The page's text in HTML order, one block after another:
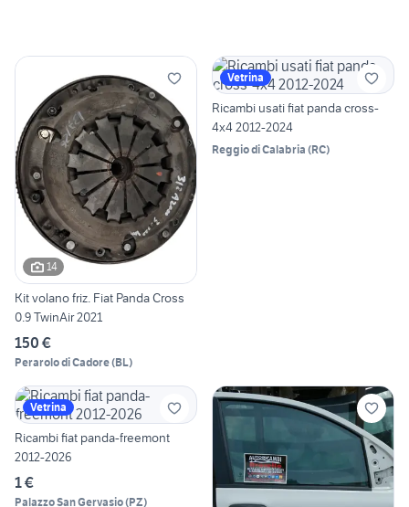
14
Kit volano friz. Fiat Panda Cross
0.9 TwinAir 2021
150 €
Perarolo di Cadore(BL)
Vetrina
Ricambi usati fiat panda cross-
4x4 2012-2024
Reggio di Calabria (RC)
Vetrina
Ricambi fiat panda-freemont
2012-2026
1 €
Palazzo San Gervasio(PZ)